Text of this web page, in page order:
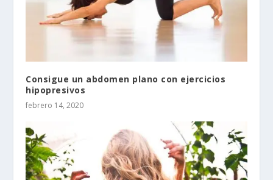
Consigue un abdomen plano con ejercicios
hipopresivos
febrero 14, 2020